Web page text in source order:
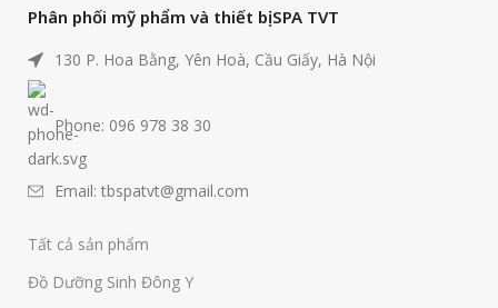
Phân phối mỹ phẩm và thiết bị SPA TVT
130 P. Hoa Bằng, Yên Hoà, Cầu Giấy, Hà Nội
Phone: 096 978 38 30
Email: tbspatvt@gmail.com
Tất cả sản phẩm
Đồ Dưỡng Sinh Đông Y